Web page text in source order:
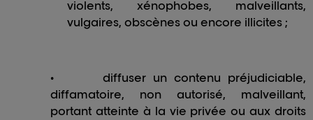
violents, xénophobes, malveillants,
vulgaires, obscènes ou encore illicites ;
•
diffuser un contenu préjudiciable,
diffamatoire, non autorisé, malveillant,
portant atteinte à la vie privée ou aux droits